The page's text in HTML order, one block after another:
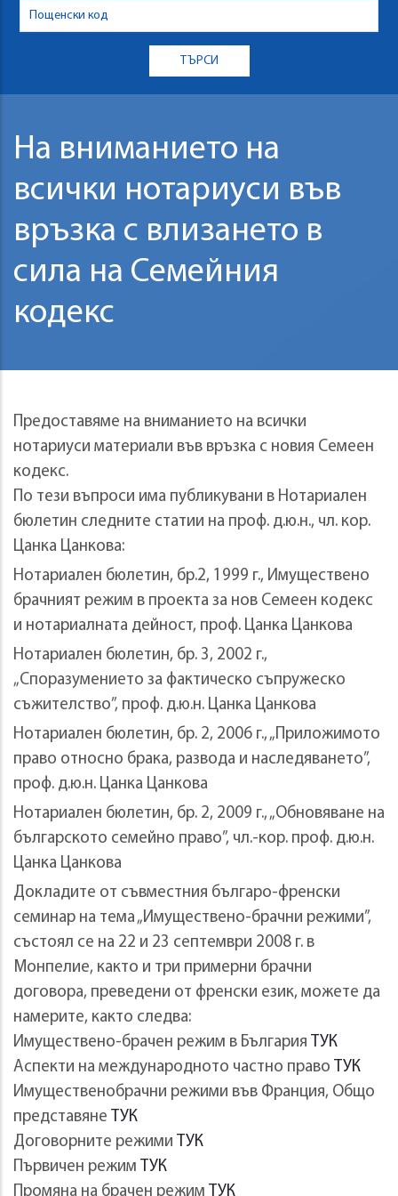
На вниманието на
всички нотариуси във
връзка с влизането в
сила на Семейния
кодекс
Предоставяме на вниманието на всички
нотариуси материали във връзка с новия Семеен
кодекс.
По тези въпроси има публикувани в Нотариален
бюлетин следните статии на проф. д.ю.н., чл. кор.
Цанка Цанкова:
Нотариален бюлетин, бр.2, 1999 г., Имуществено
брачният режим в проекта за нов Семеен кодекс
и нотариалната дейност, проф. Цанка Цанкова
Нотариален бюлетин, бр. 3, 2002 г.,
„Споразумението за фактическо съпружеско
съжителство”, проф. д.ю.н. Цанка Цанкова
Нотариален бюлетин, бр. 2, 2006 г., „Приложимото
право относно брака, развода и наследяването”,
проф. д.ю.н. Цанка Цанкова
Нотариален бюлетин, бр. 2, 2009 г., „Обновяване на
българското семейно право”, чл.-кор. проф. д.ю.н.
Цанка Цанкова
Докладите от съвместния българо-френски
семинар на тема „Имуществено-брачни режими”,
състоял се на 22 и 23 септември 2008 г. в
Монпелие, както и три примерни брачни
договора, преведени от френски език, можете да
намерите, както следва:
Имуществено-брачен режим в България ТУК
Аспекти на международното частно право ТУК
Имущественобрачни режими във Франция, Общо
представяне ТУК
Договорните режими ТУК
Първичен режим ТУК
Промяна на брачен режим
ТУК